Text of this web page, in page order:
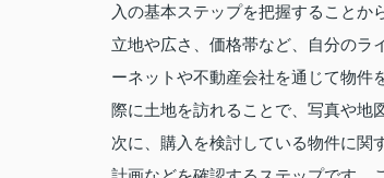
入の基本ステップを把握すること
立地や広さ、価格帯など、自分のラ
ーネットや不動産会社を通じて物件
際に土地を訪れることで、写真や地
次に、購入を検討している物件に関